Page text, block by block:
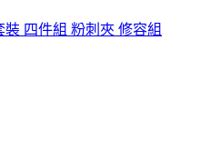
四件組 粉刺夾 修容組